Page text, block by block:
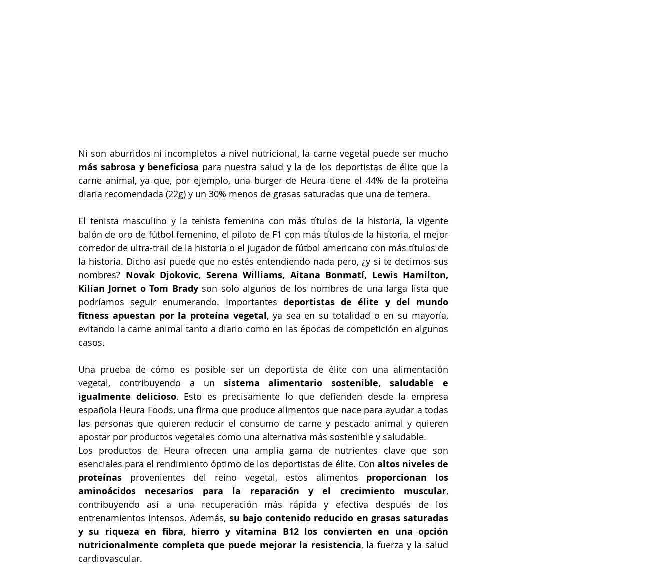
más sabrosa y beneficiosa para nuestra salud y la de los deportistas de élite que la
carne animal, ya que, por ejemplo, una burger de Heura tiene el 44% de la proteína
diaria recomendada (22g) y un 30% menos de grasas saturadas que una de ternera.
El tenista masculino y la tenista femenina con más títulos de la historia, la vigente
balón de oro de fútbol femenino, el piloto de F1 con más títulos de la historia, el mejor
corredor de ultra-trail de la historia o el jugador de fútbol americano con más títulos de
la historia. Dicho así puede que no estés entendiendo nada pero, ¿y si te decimos sus
nombres? Novak Djokovic, Serena Williams, Aitana Bonmatí, Lewis Hamilton,
Kilian Jornet o Tom Brady son solo algunos de los nombres de una larga lista que
podríamos seguir enumerando. Importantes deportistas de élite y del mundo
fitness apuestan por la proteína vegetal, ya sea en su totalidad o en su mayoría,
evitando la carne animal tanto a diario como en las épocas de competición en algunos
casos.
Una prueba de cómo es posible ser un deportista de élite con una alimentación
vegetal, contribuyendo a un sistema alimentario sostenible, saludable e
igualmente delicioso. Esto es precisamente lo que defienden desde la empresa
española Heura Foods, una firma que produce alimentos que nace para ayudar a todas
las personas que quieren reducir el consumo de carne y pescado animal y quieren
apostar por productos vegetales como una alternativa más sostenible y saludable.
Los productos de Heura ofrecen una amplia gama de nutrientes clave que son
esenciales para el rendimiento óptimo de los deportistas de élite. Con altos niveles de
proteínas provenientes del reino vegetal, estos alimentos proporcionan los
aminoácidos necesarios para la reparación y el crecimiento muscular,
contribuyendo así a una recuperación más rápida y efectiva después de los
entrenamientos intensos. Además, su bajo contenido reducido en grasas saturadas
y su riqueza en fibra, hierro y vitamina B12 los convierten en una opción
nutricionalmente completa que puede mejorar la resistencia, la fuerza y la salud
cardiovascular.